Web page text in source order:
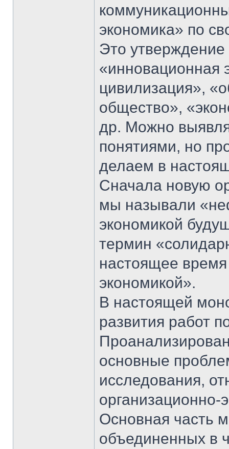
экономика» по
Это утверждение
«инновационная
цивилизация»,
общество»,
др. Можно
понятиями, но
делаем в
Сначала новую
мы называли
экономикой
термин
настоящее
экономикой».
В настоящей
развития работ
основные
исследования,
организационно-
Основная часть
объединенных в